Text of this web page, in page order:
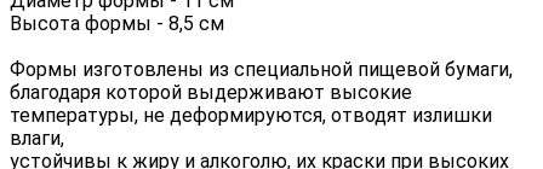
Высота формы - 8,5 см
Формы изготовлены из специальной пищевой бумаги,
благодаря которой выдерживают высокие
температуры, не деформируются, отводят излишки
влаги,
устойчивы к жиру и алкоголю, их краски при высоких